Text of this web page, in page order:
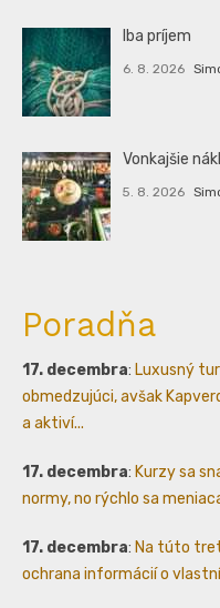
Iba príjem
6. 8. 2026
Vonkajšie
5. 8. 2026
Poradňa
17. decembra: Luxusný
obmedzujúci, avšak
a aktiví...
17. decembra: Kurzy sa
normy, no rýchlo sa
17. decembra: Na túto
ochrana informácií o